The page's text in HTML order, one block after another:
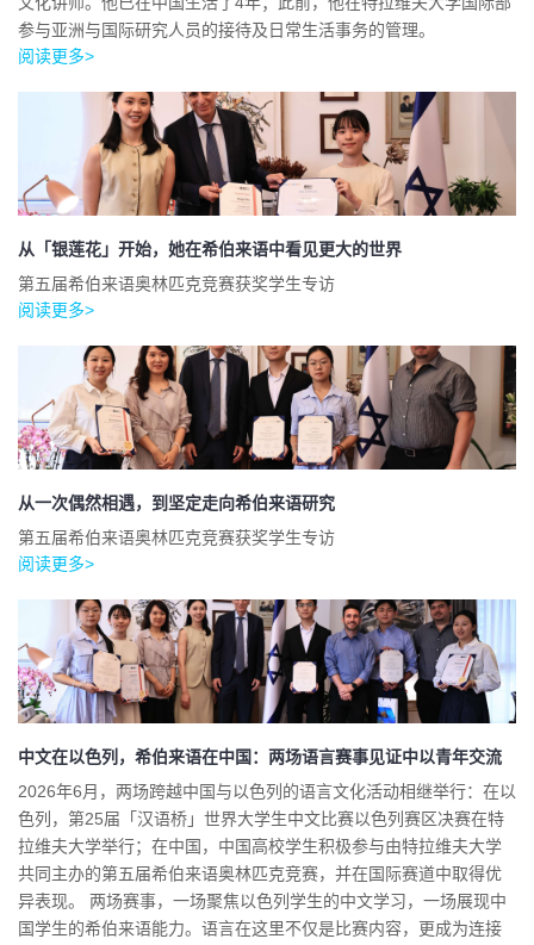
参与亚洲与国际研究人员的接待及日常生活事务的管理。
阅读更多>
从「银莲花」开始，她在希伯来语中看见更大的世界
第五届希伯来语奥林匹克竞赛获奖学生专访
阅读更多>
从一次偶然相遇，到坚定走向希伯来语研究
第五届希伯来语奥林匹克竞赛获奖学生专访
阅读更多>
中文在以色列，希伯来语在中国：两场语言赛事见证中以青年交流
2026年6月，两场跨越中国与以色列的语言文化活动相继举行：在以
色列，第25届「汉语桥」世界大学生中文比赛以色列赛区决赛在特
拉维夫大学举行；在中国，中国高校学生积极参与由特拉维夫大学
共同主办的第五届希伯来语奥林匹克竞赛，并在国际赛道中取得优
异表现。 两场赛事，一场聚焦以色列学生的中文学习，一场展现中
国学生的希伯来语能力。语言在这里不仅是比赛内容，更成为连接